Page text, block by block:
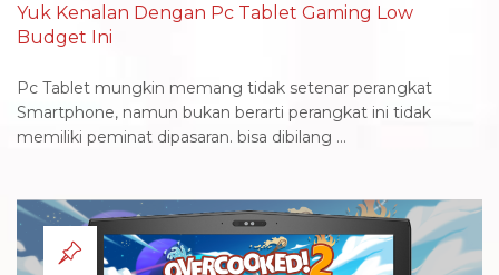
Yuk Kenalan Dengan Pc Tablet Gaming Low
Budget Ini
Pc Tablet mungkin memang tidak setenar perangkat
Smartphone, namun bukan berarti perangkat ini tidak
memiliki peminat dipasaran. bisa dibilang ...